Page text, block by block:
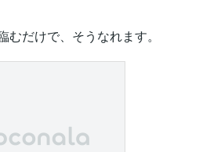
だけで、そうなれます。